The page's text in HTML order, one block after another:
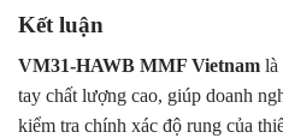
Kết luận
VM31-HAWB MMF Vietnam là
tay chất lượng cao, giúp doanh
kiểm tra chính xác độ rung của